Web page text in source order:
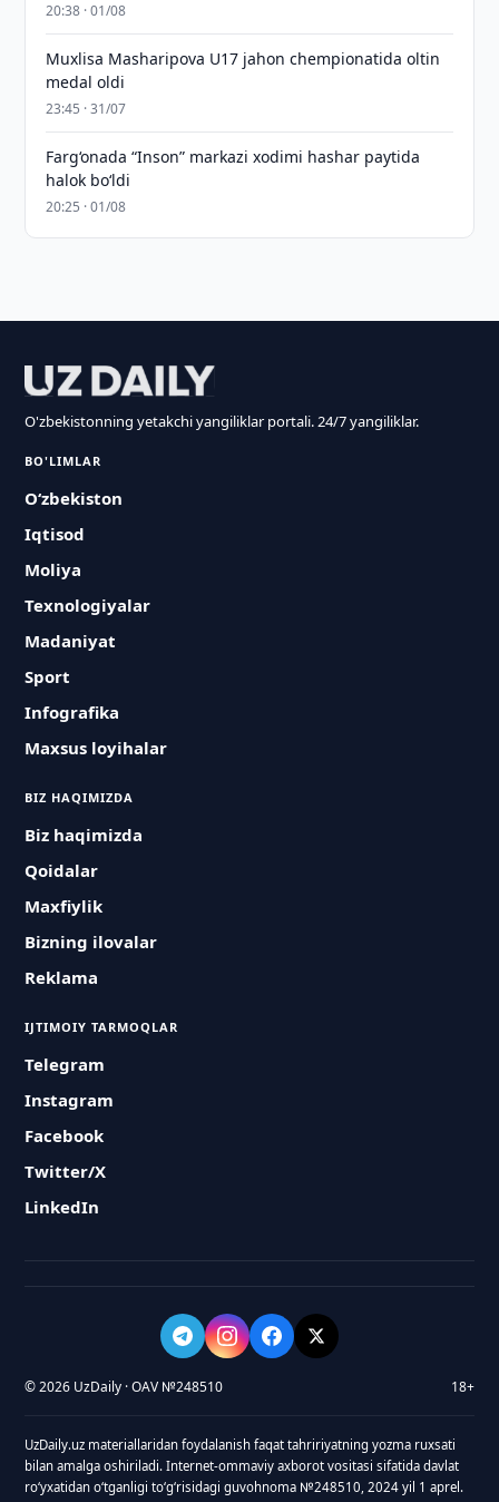
20:38 · 01/08
Muxlisa Masharipova U17 jahon chempionatida oltin
medal oldi
23:45 · 31/07
Farg‘onada “Inson” markazi xodimi hashar paytida
halok bo‘ldi
20:25 · 01/08
O'zbekistonning yetakchi yangiliklar portali. 24/7 yangiliklar.
BO'LIMLAR
O‘zbekiston
Iqtisod
Moliya
Texnologiyalar
Madaniyat
Sport
Infografika
Maxsus loyihalar
BIZ HAQIMIZDA
Biz haqimizda
Qoidalar
Maxfiylik
Bizning ilovalar
Reklama
IJTIMOIY TARMOQLAR
Telegram
Instagram
Facebook
Twitter/X
LinkedIn
© 2026 UzDaily · OAV №248510 18+
UzDaily.uz materiallaridan foydalanish faqat tahririyatning yozma ruxsati
bilan amalga oshiriladi. Internet-ommaviy axborot vositasi sifatida davlat
roʻyxatidan oʻtganligi toʻgʻrisidagi guvohnoma №248510, 2024 yil 1 aprel.